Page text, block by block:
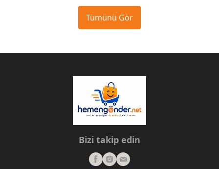
Tümünü Gör
Bizi takip edin